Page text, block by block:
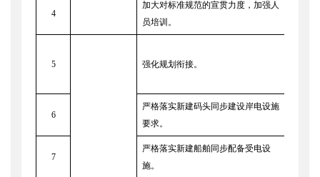
4
加大对标准规范的宣贯力度，加强人
员培训。
5 强化规划衔接。
6
严格落实新建码头同步建设岸电设施
要求。
7
严格落实新建船舶同步配备受电设
施。